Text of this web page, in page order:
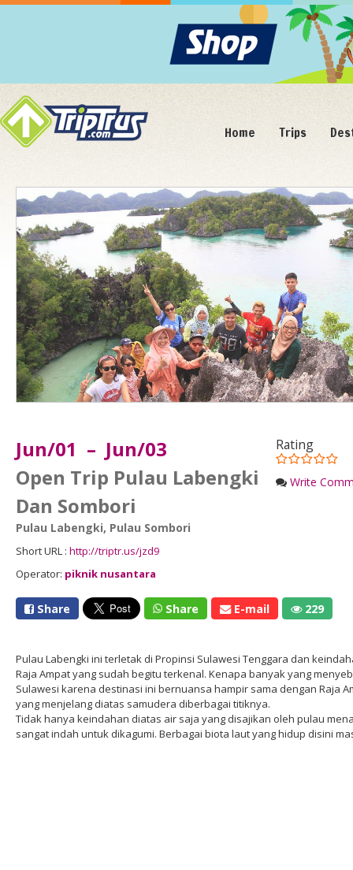
Home Trips
Rating
Write
Jun/01 – Jun/03
Open Trip Pulau Labengki
Dan Sombori
Pulau Labengki, Pulau Sombori
Short URL : http://triptr.us/jzd9
Operator: piknik nusantara
Share Share E-mail 229
Pulau Labengki ini terletak di Propinsi Sulawesi Tenggara dan
Raja Ampat yang sudah begitu terkenal. Kenapa banyak yang
Sulawesi karena destinasi ini bernuansa hampir sama dengan Raja
yang menjelang diatas samudera diberbagai titiknya.
Tidak hanya keindahan diatas air saja yang disajikan oleh pulau
sangat indah untuk dikagumi. Berbagai biota laut yang hidup disini